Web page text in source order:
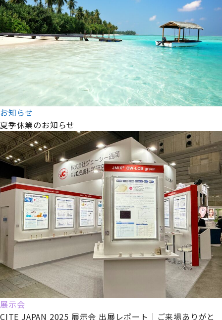
お知らせ
夏季休業のお知らせ
展示会
CITE JAPAN 2025 展示会 出展レポート｜ご来場ありがと